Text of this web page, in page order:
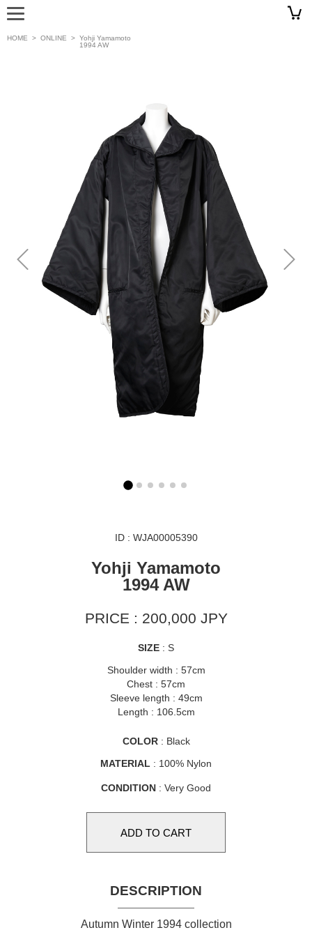
HOME > ONLINE > Yohji Yamamoto
1994 AW
ID : WJA00005390
Yohji Yamamoto
1994 AW
PRICE : 200,000 JPY
SIZE : S
Shoulder width : 57cm
Chest : 57cm
Sleeve length : 49cm
Length : 106.5cm
COLOR: Black
MATERIAL : 100% Nylon
CONDITION : Very Good
DESCRIPTION
Autumn Winter 1994 collection